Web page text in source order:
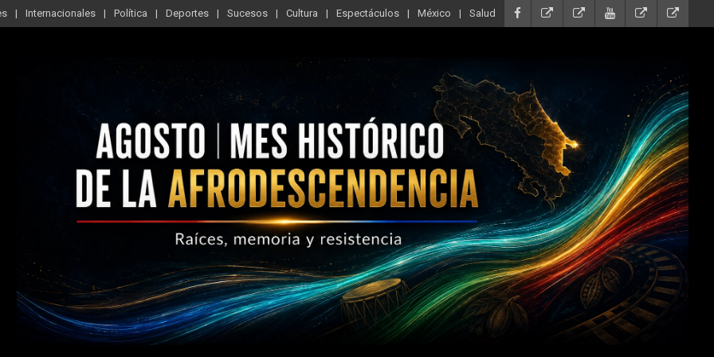
Internacionales Política Deportes Sucesos Cultura Espectáculos México Salud